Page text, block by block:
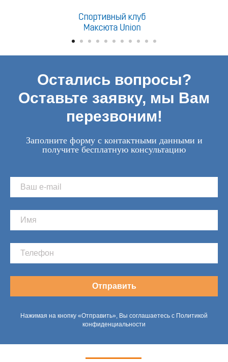
Остались вопросы?
Оставьте заявку, мы Вам
перезвоним!
Заполните форму с контактными данными и
получите бесплатную консультацию
Отправить
Нажимая на кнопку «Отправить», Вы соглашаетесь с Политикой
конфиденциальности